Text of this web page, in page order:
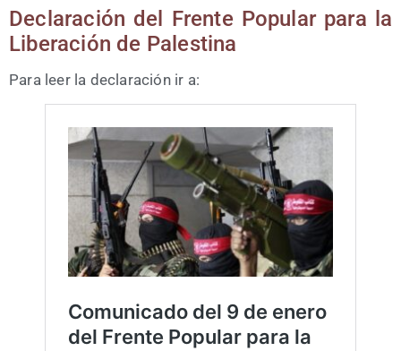
Decla­ra­ción del Fren­te Popu­lar para la
Libe­ra­ción de Palestina
Para leer la decla­ra­ción ir a: